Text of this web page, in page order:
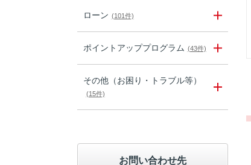
ローン (101件)
ポイントアッププログラム (43件)
その他（お困り・トラブル等）
(15件)
お問い合わせ先